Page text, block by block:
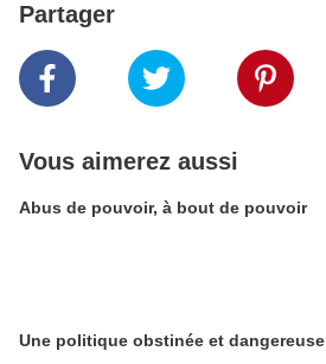
Partager
Vous aimerez aussi
Abus de pouvoir, à bout de pouvoir
Une politique obstinée et dangereuse